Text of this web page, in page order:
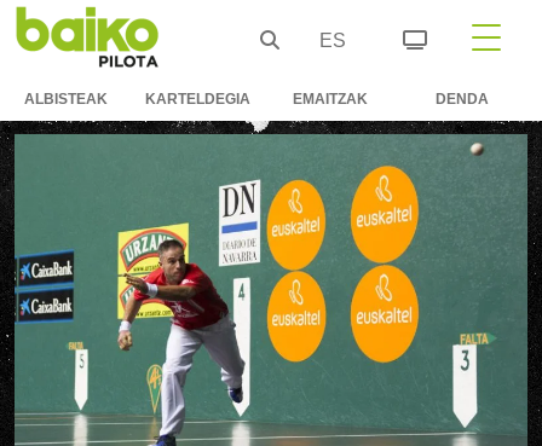
ES
ALBISTEAK KARTELDEGIA EMAITZAK DENDA